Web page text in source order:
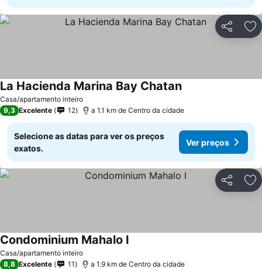
Partilhar
Casa/apartamento inteiro
La Hacienda Marina Bay ChatanVer preços
9,3 Excelente 12 a 1.1 km de Centro da cidade
Selecione as datas para ver os preços
exatos.
Ver preços
Partilhar
Casa/apartamento inteiro
Condominium Mahalo I
8,8 Excelente 11 a 1.9 km de Centro da cidade